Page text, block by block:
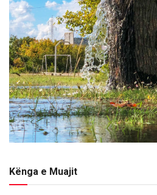
Kënga e Muajit